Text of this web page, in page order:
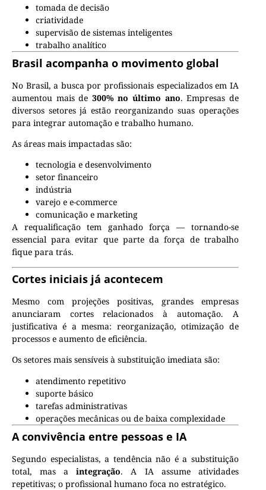
tomada de decisão
criatividade
supervisão de sistemas inteligentes
trabalho analítico
Brasil acompanha o movimento global
No Brasil, a busca por profissionais especializados em IA
aumentou mais de 300% no último ano. Empresas de
diversos setores já estão reorganizando suas operações
para integrar automação e trabalho humano.
As áreas mais impactadas são:
tecnologia e desenvolvimento
setor financeiro
indústria
varejo e e-commerce
comunicação e marketing
A requalificação tem ganhado força — tornando-se
essencial para evitar que parte da força de trabalho
fique para trás.
Cortes iniciais já acontecem
Mesmo com projeções positivas, grandes empresas
anunciaram cortes relacionados à automação. A
justificativa é a mesma: reorganização, otimização de
processos e aumento de eficiência.
Os setores mais sensíveis à substituição imediata são:
atendimento repetitivo
suporte básico
tarefas administrativas
operações mecânicas ou de baixa complexidade
A convivência entre pessoas e IA
Segundo especialistas, a tendência não é a substituição
total, mas aintegração. A IA assume atividades
repetitivas; o profissional humano foca no estratégico.